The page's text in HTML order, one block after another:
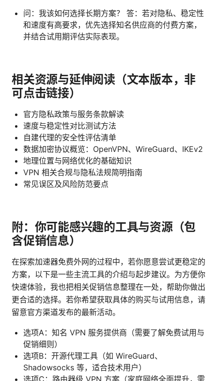
问：我该如何选择长期方案？ 答：若对隐私、稳定性
和速度有高要求，优先选择知名供应商的付费方案，
并结合试用期评估实际表现。
相关资源与延伸阅读（文本版本，非
可点击链接）
官方隐私政策与服务条款解读
速度与稳定性对比测试方法
自建代理的安全性评估清单
数据加密协议概览：OpenVPN、WireGuard、IKEv2
地理位置与网络优化的基础知识
VPN 相关合规与隐私法规简明指南
常见误区及风险防范要点
附：你可能感兴趣的工具与资源（包
含促销信息）
在探索加速器免费外网的过程中，若你愿意尝试更稳定的
方案，以下是一些主流工具的介绍与起步建议。为方便你
快速体验，我也把相关促销信息整理在一处，帮助你做出
更合适的选择。若你希望获取具体的购买与试用信息，请
留意官方渠道发布的最新活动。
选项A：知名 VPN 服务提供商（需要了解免费试用与
促销细则）
选项B：开源代理工具（如 WireGuard、
Shadowsocks 等，适合技术用户）
选项C：路由器级 VPN 方案（家庭网络全面提升，需